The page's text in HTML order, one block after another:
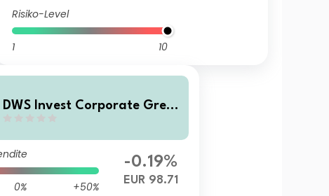
Risiko-Level
1 10
DWS Invest Corporate Green
0% +50%
-0.19%
EUR 98.71